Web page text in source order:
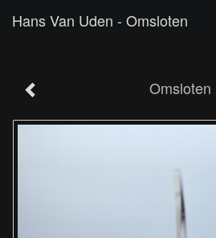
Hans Van Uden - Omsloten
Omsloten